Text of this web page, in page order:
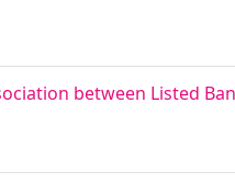
between Listed